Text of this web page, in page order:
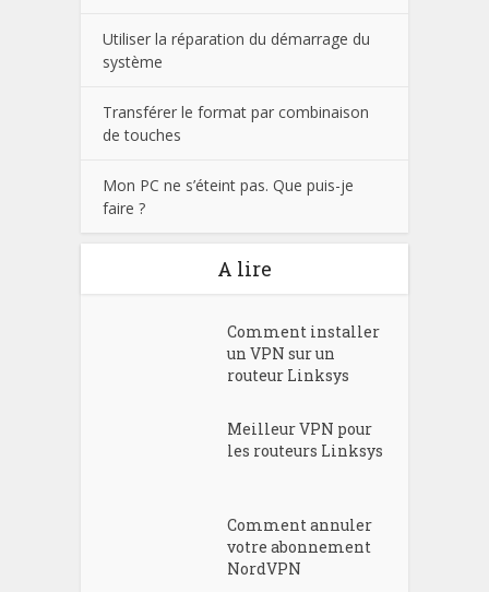
Utiliser la réparation du démarrage du
système
Transférer le format par combinaison
de touches
Mon PC ne s’éteint pas. Que puis-je
faire ?
A lire
Comment installer
un VPN sur un
routeur Linksys
Meilleur VPN pour
les routeurs Linksys
Comment annuler
votre abonnement
NordVPN